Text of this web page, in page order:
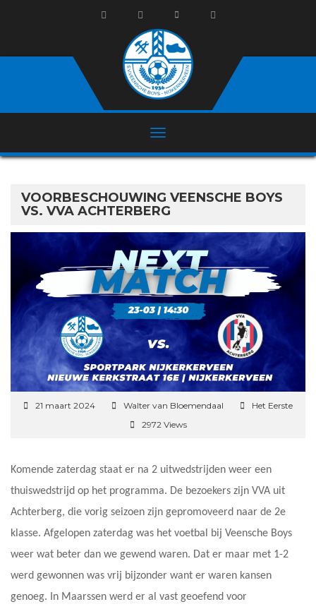
VOORBESCHOUWING VEENSCHE BOYS
VS. VVA ACHTERBERG
21 maart 2024 Walter van Bloemendaal
Het Eerste
2972 Views
Komende zaterdag staat er na 2 uitwedstrijden weer een
thuiswedstrijd op het programma. De bezoekers zijn VVA uit
Achterberg, die vorig seizoen zijn gepromoveerd naar de 2e
klasse. Afgelopen zaterdag was het voetbal bij Veensche Boys
weer wat beter dan we gewend waren. Dat er maar met 1-2
werd gewonnen was vrij bijzonder want er waren kansen
genoeg. In Maarssen werd er al vast geoefend voor